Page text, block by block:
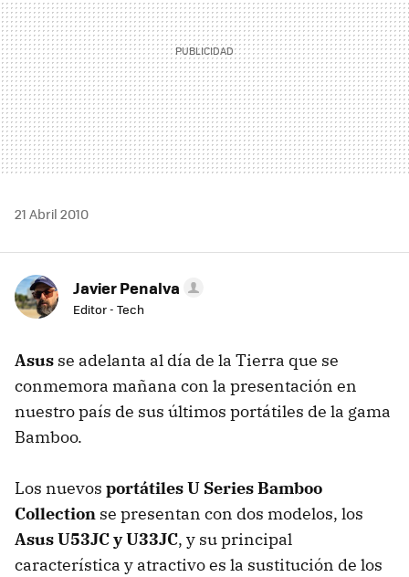
21 Abril 2010
Javier Penalva
Editor - Tech
Asus se adelanta al día de la Tierra que se
conmemora mañana con la presentación en
nuestro país de sus últimos portátiles de la gama
Bamboo.
Los nuevos portátiles U Series Bamboo
Collection se presentan con dos modelos, los
Asus U53JC y U33JC, y su principal
característica y atractivo es la sustitución de los